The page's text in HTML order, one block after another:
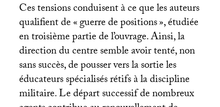
Ces tensions conduisent à ce que les auteurs
qualifient de «guerre de positions», étudiée
en troisième partie de l’ouvrage. Ainsi, la
direction du centre semble avoir tenté, non
sans succès, de pousser vers la sortie les
éducateurs spécialisés rétifs à la discipline
militaire. Le départ successif de nombreux